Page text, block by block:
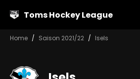
Toms Hockey League
Home Saison 2021/22 Isels